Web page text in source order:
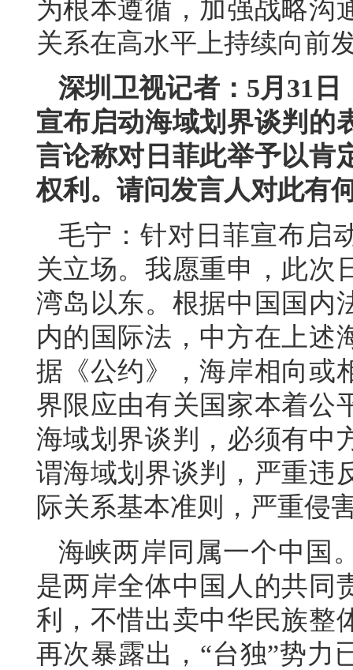
为根本遵循，加强战略沟
关系在高水平上持续向前
深圳卫视记者：5月31
宣布启动海域划界谈判的
言论称对日菲此举予以肯
权利。请问发言人对此有
毛宁：针对日菲宣布启
关立场。我愿重申，此次
湾岛以东。根据中国国内
内的国际法，中方在上述
据《公约》，海岸相向或
界限应由有关国家本着公
海域划界谈判，必须有中
谓海域划界谈判，严重违
际关系基本准则，严重侵
海峡两岸同属一个中国
是两岸全体中国人的共同
利，不惜出卖中华民族整
再次暴露出，“台独”势力